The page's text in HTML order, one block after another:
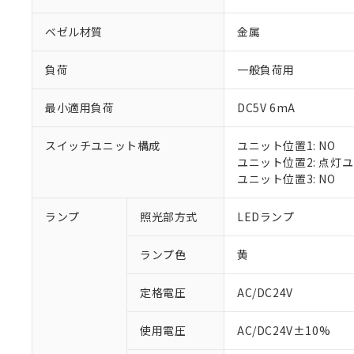
ベゼル材質 金属
負荷 一般負荷用
最小適用負荷 DC5V 6mA
スイッチユニット構成
ユニット位置1: NO
ユニット位置2: 点灯
ユニット位置3: NO
ランプ 照光部方式 LEDランプ
ランプ色 黄
定格電圧 AC/DC24V
使用電圧 AC/DC24V±10%
ご利用条件
※1 対応状況
調査・確認中：
非該当品：ライセ
仕入先様の事情に
があります。
※1 中国